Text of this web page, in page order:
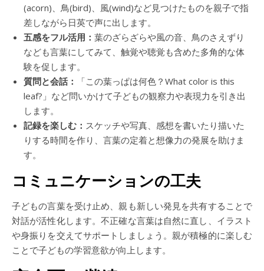
(acorn)、鳥(bird)、風(wind)など見つけたものを親子で指
差しながら日英で声に出します。
五感をフル活用： 葉のざらざらや風の音、鳥のさえずり
なども言葉にしてみて、触覚や聴覚も含めた多角的な体
験を促します。
質問と会話：
「この葉っぱは何色？What color is this
leaf?」など問いかけて子どもの観察力や表現力を引き出
します。
記録を楽しむ： スケッチや写真、感想を書いたり描いた
りする時間を作り、言葉の定着と想像力の発展を助けま
す。
コミュニケーションの工夫
子どもの言葉を受け止め、親も新しい発見を共有することで
対話が活性化します。不正確な言葉は自然に直し、イラスト
や身振りを交えてサポートしましょう。親が積極的に楽しむ
ことで子どもの学習意欲が向上します。